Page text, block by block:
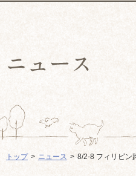
トップ ニュース 8/2-8 フィリピン